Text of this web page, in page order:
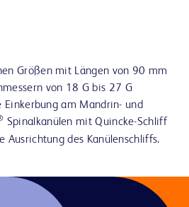
Größen mit Längen von 90 mm
von 18 G bis 27 G
Einkerbung am Mandrin- und
Spinalkanülen mit Quincke-Schliff
des Kanülenschliffs.